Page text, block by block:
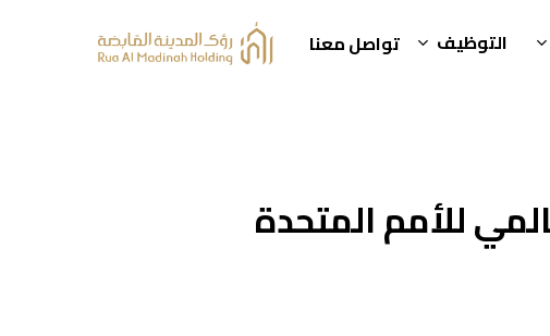
التوظيف تواصل معنا
للأمم المتحدة